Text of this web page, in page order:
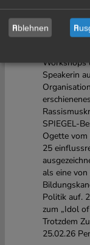
Tupoka
und
tätig. In
Workshops
Speakerin
SPIEGEL-
Ogette vom
25
als eine
Politik auf.
zum „Idol
Trotzdem
25.02.26
Ablehnen